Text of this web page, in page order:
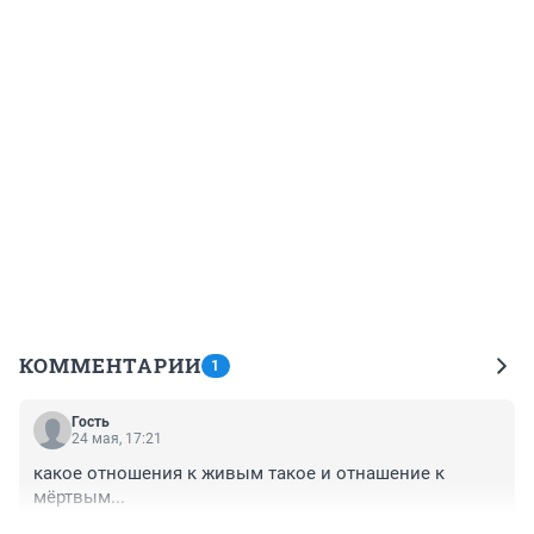
КОММЕНТАРИИ 1
Гость
24 мая, 17:21
какое отношения к живым такое и отнашение к
мёртвым...